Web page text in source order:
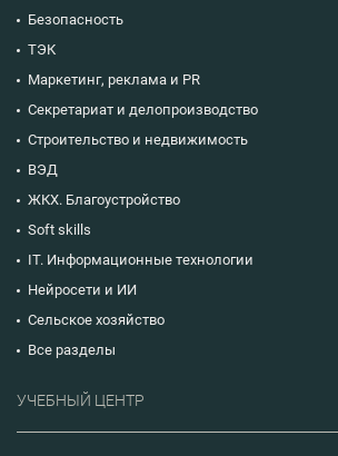
Безопасность
ТЭК
Маркетинг, реклама и PR
Секретариат и делопроизводство
Строительство и недвижимость
ВЭД
ЖКХ. Благоустройство
Soft skills
IT. Информационные технологии
Нейросети и ИИ
Сельское хозяйство
Все разделы
УЧЕБНЫЙ ЦЕНТР